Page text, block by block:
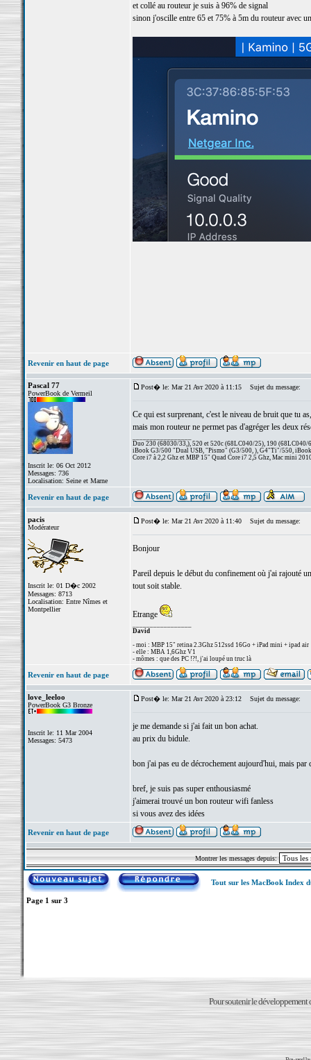
et collé au routeur je suis à 96% de signal
sinon j'oscille entre 65 et 75% à 5m du routeur avec
Revenir en haut de page
Pascal 77
PowerBook de Vermeil
Inscrit le: 06 Oct 2012
Messages: 736
Localisation: Seine et Marne
Post� le: Mar 21 Avr 2020 à 11:15 Sujet du message:
Ce qui est surprenant, c'est le niveau de bruit que tu
mais mon routeur ne permet pas d'agréger les deux
Duo 230 (68030/33,), 520 et 520c (68LC040/25), 190 (68LC040/
iBook G3/500 "Dual USB, "Pismo" (G3/500, ), G4"Ti"/550,
Core i7 à 2,2 Ghz et MBP 15" Quad Core i7 2,5 Ghz, Mac mini
Revenir en haut de page
pacis
Modérateur
Inscrit le: 01 D�c 2002
Messages: 8713
Localisation: Entre Nîmes et
Montpellier
Post� le: Mar 21 Avr 2020 à 11:40 Sujet du message:
Bonjour
Pareil depuis le début du confinement où j'ai rajouté
tout soit stable.
Etrange
David
- moi : MBP 15" retina 2.3Ghz 512ssd 16Go + iPad mini + ipad air
- elle : MBA 1,6Ghz V1
- mômes : que des PC !?!, j'ai loupé un truc là
Revenir en haut de page
love_leeloo
PowerBook G3 Bronze
Inscrit le: 11 Mar 2004
Messages: 5473
Post� le: Mar 21 Avr 2020 à 23:12 Sujet du message:
je me demande si j'ai fait un bon achat.
au prix du bidule.
bon j'ai pas eu de décrochement aujourd'hui, mais
bref, je suis pas super enthousiasmé
j'aimerai trouvé un bon routeur wifi fanless
si vous avez des idées
Revenir en haut de page
Montrer les messages depuis:
Tout sur les MacBook Index
Page 1 sur 3
Pour soutenir le développement